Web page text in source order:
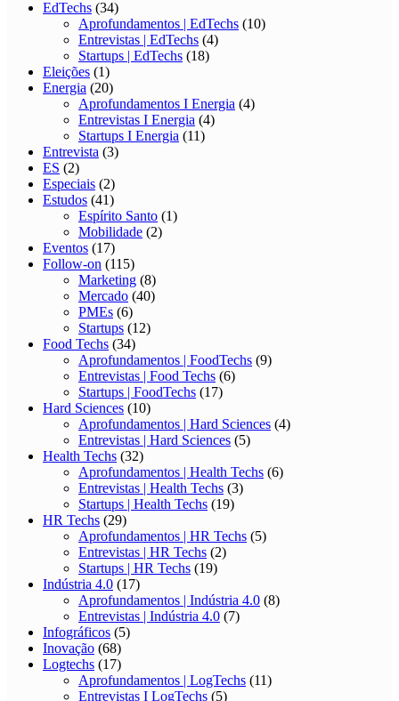
EdTechs (34)
Aprofundamentos | EdTechs (10)
Entrevistas | EdTechs (4)
Startups | EdTechs (18)
Eleições (1)
Energia (20)
Aprofundamentos I Energia (4)
Entrevistas I Energia (4)
Startups I Energia (11)
Entrevista (3)
ES (2)
Especiais (2)
Estudos (41)
Espírito Santo (1)
Mobilidade (2)
Eventos (17)
Follow-on (115)
Marketing (8)
Mercado (40)
PMEs (6)
Startups (12)
Food Techs (34)
Aprofundamentos | FoodTechs (9)
Entrevistas | Food Techs (6)
Startups | FoodTechs (17)
Hard Sciences (10)
Aprofundamentos | Hard Sciences (4)
Entrevistas | Hard Sciences (5)
Health Techs (32)
Aprofundamentos | Health Techs (6)
Entrevistas | Health Techs (3)
Startups | Health Techs (19)
HR Techs (29)
Aprofundamentos | HR Techs (5)
Entrevistas | HR Techs (2)
Startups | HR Techs (19)
Indústria 4.0 (17)
Aprofundamentos | Indústria 4.0 (8)
Entrevistas | Indústria 4.0 (7)
Infográficos (5)
Inovação (68)
Logtechs (17)
Aprofundamentos | LogTechs (11)
Entrevistas I LogTechs (5)